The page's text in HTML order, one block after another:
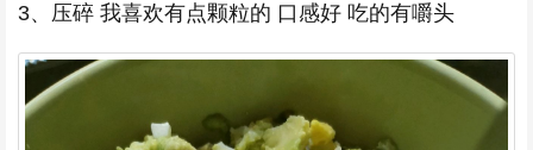
3、压碎 我喜欢有点颗粒的 口感好 吃的有嚼头